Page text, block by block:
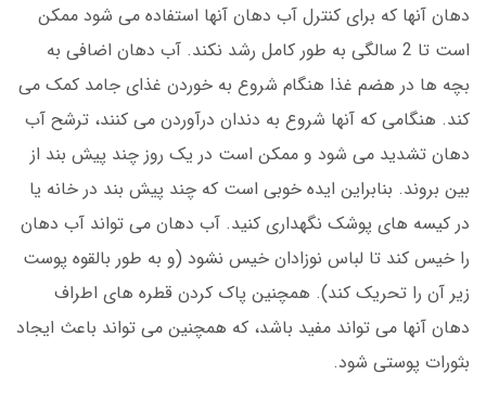
دهان آنها که برای کنترل آب دهان آنها استفاده می شود ممکن
است تا 2 سالگی به طور کامل رشد نکند. آب دهان اضافی به
بچه ها در هضم غذا هنگام شروع به خوردن غذای جامد کمک می
کند. هنگامی که آنها شروع به دندان درآوردن می کنند، ترشح آب
دهان تشدید می شود و ممکن است در یک روز چند پیش بند از
بین بروند. بنابراین ایده خوبی است که چند پیش بند در خانه یا
در کیسه های پوشک نگهداری کنید. آب دهان می تواند آب دهان
را خیس کند تا لباس نوزادان خیس نشود (و به طور بالقوه پوست
زیر آن را تحریک کند). همچنین پاک کردن قطره های اطراف
دهان آنها می تواند مفید باشد، که همچنین می تواند باعث ایجاد
بثورات پوستی شود.